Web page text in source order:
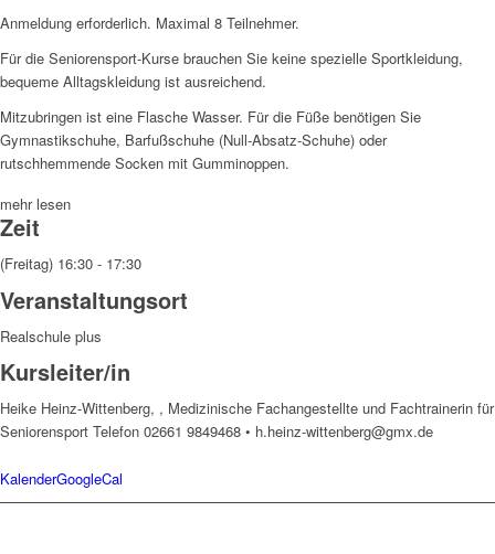
Anmeldung erforderlich. Maximal 8 Teilnehmer.
Für die Seniorensport-Kurse brauchen Sie keine spezielle Sportkleidung,
bequeme Alltagskleidung ist ausreichend.
Mitzubringen ist eine Flasche Wasser. Für die Füße benötigen Sie
Gymnastikschuhe, Barfußschuhe (Null-Absatz-Schuhe) oder
rutschhemmende Socken mit Gumminoppen.
mehr lesen
Zeit
(Freitag) 16:30 - 17:30
Veranstaltungsort
Realschule plus
Kursleiter/in
Heike Heinz-Wittenberg, , Medizinische Fachangestellte und Fachtrainerin für
Seniorensport Telefon 02661 9849468 • h.heinz-wittenberg@gmx.de
KalenderGoogleCal